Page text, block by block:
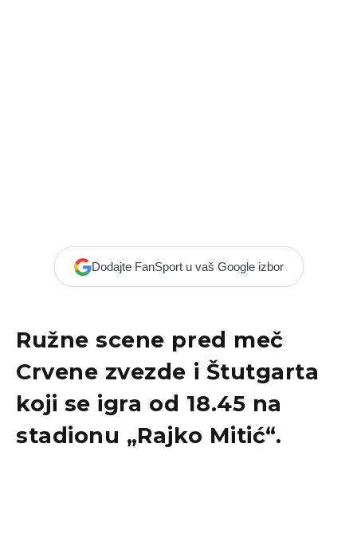
Dodajte FanSport u vaš Google izbor
Ružne scene pred meč
Crvene zvezde i Štutgarta
koji se igra od 18.45 na
stadionu „Rajko Mitić“.